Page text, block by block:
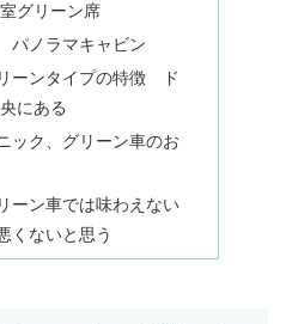
グリーン席
ノラマキャビン
ーンタイプの特徴 ド
にある
ック、グリーン車のお
ーン車では味わえない
くないと思う